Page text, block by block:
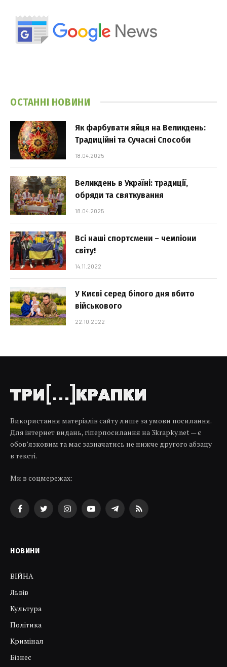
ОСТАННІ НОВИНИ
Як фарбувати яйця на Великдень:
Традиційні та Сучасні Способи
18.04.2025
Великдень в Україні: традиції,
обряди та святкування
18.04.2025
Всі наші спортсмени – чемпіони
світу!
14.11.2022
У Києві серед білого дня вбито
військового
22.10.2022
Використання матеріалів сайту лише за умови посилання.
Для інтернет видань, гіперпосилання на 3krapky.net — є
обов’язковим та має зазначатись не нижче другого абзацу
в тексті.
Ми в соцмережах:
FacebookTwitterInstagramYouTubeTelegramRSS
НОВИНИ
ВІЙНА
Львів
Культура
Політика
Кримінал
Бізнес